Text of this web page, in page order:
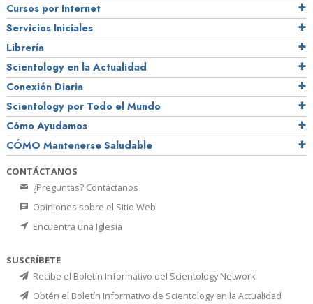
Cursos por Internet
Servicios Iniciales
Librería
Scientology en la Actualidad
Conexión Diaria
Scientology por Todo el Mundo
Cómo Ayudamos
CÓMO Mantenerse Saludable
CONTÁCTANOS
¿Preguntas? Contáctanos
Opiniones sobre el Sitio Web
Encuentra una Iglesia
SUSCRÍBETE
Recibe el Boletín Informativo del Scientology Network
Obtén el Boletín Informativo de Scientology en la Actualidad